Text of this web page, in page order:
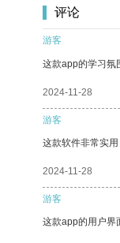
评论
游客
这款app的学习氛
2024-11-28
游客
这款软件非常实用
2024-11-28
游客
这款app的用户界